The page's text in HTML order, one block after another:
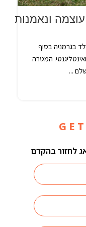
ונאמנות
בגרמניה בסוף
ואינטליגנטי. המטרה
...
G E
לחזור בהקדם